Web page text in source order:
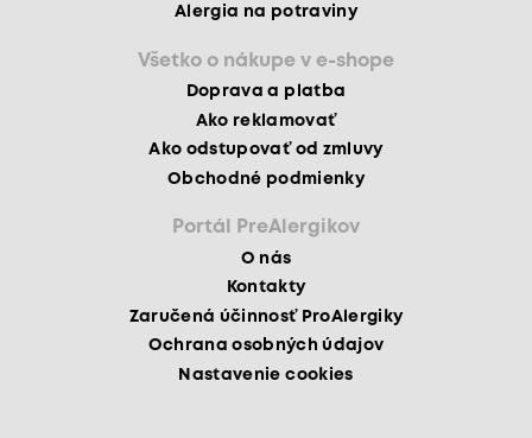
Alergia na potraviny
Všetko o nákupe v e-shope
Doprava a platba
Ako reklamovať
Ako odstupovať od zmluvy
Obchodné podmienky
Portál PreAlergikov
O nás
Kontakty
Zaručená účinnosť ProAlergiky
Ochrana osobných údajov
Nastavenie cookies